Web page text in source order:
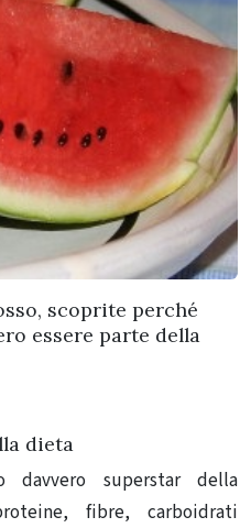
scoprite perché
essere parte della
dieta
davvero superstar della
fibre, carboidrati